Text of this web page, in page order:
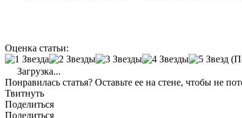
Оценка статьи:
Загрузка...
Понравилась статья? Оставьте ее на стене, чтобы не
Твитнуть
Поделиться
Поделиться